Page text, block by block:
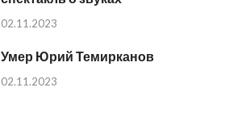
02.11.2023
Умер Юрий Темирканов
02.11.2023